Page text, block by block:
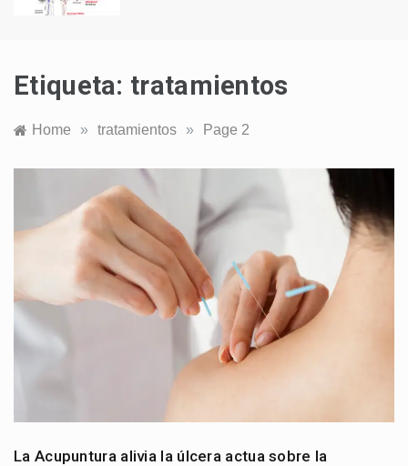
Etiqueta: tratamientos
Home » tratamientos » Page 2
La Acupuntura alivia la úlcera actua sobre la